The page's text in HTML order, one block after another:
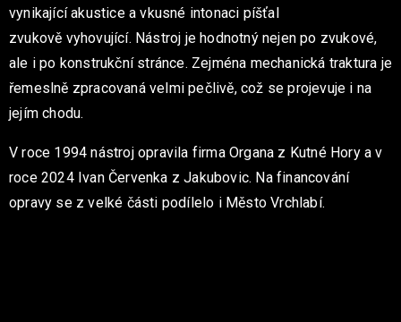
vynikající akustice a vkusné intonaci píšťal
zvukově vyhovující. Nástroj je hodnotný nejen po zvukové,
ale i po konstrukční stránce. Zejména mechanická traktura je
řemeslně zpracovaná velmi pečlivě, což se projevuje i na
jejím chodu.
V roce 1994 nástroj opravila firma Organa z Kutné Hory a v
roce 2024 Ivan Červenka z Jakubovic. Na financování
opravy se z velké části podílelo i Město Vrchlabí.